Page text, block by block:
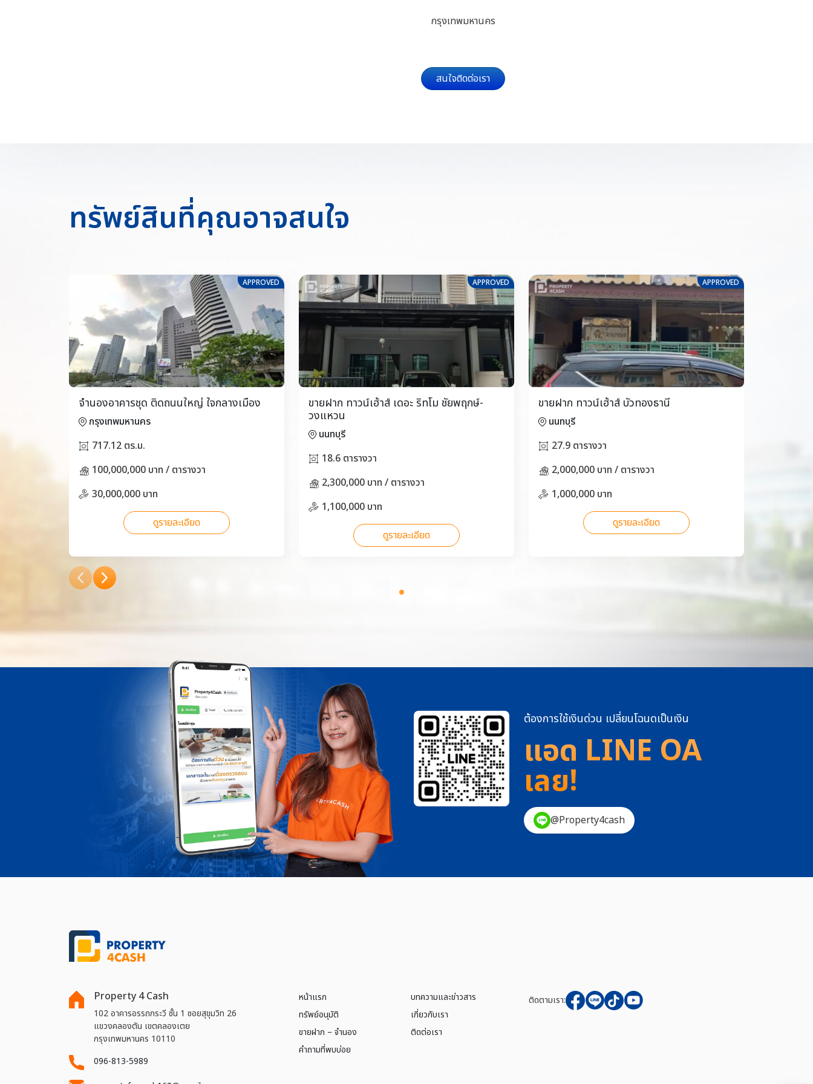
กรุงเทพมหานคร
สนใจติดต่อเรา
ทรัพย์สินที่คุณอาจสนใจ
APPROVED
จำนองอาคารชุด ติดถนนใหญ่ ใจกลางเมือง
กรุงเทพมหานคร
717.12 ตร.ม.
100,000,000 บาท / ตารางวา
30,000,000 บาท
ดูรายละเอียด
APPROVED
ขายฝาก ทาวน์เฮ้าส์ เดอะ ริทโม ชัยพฤกษ์-
วงแหวน
นนทบุรี
18.6 ตารางวา
2,300,000 บาท / ตารางวา
1,100,000 บาท
ดูรายละเอียด
APPROVED
ขายฝาก ทาวน์เฮ้าส์ บัวทองธานี
นนทบุรี
27.9 ตารางวา
2,000,000 บาท / ตารางวา
1,000,000 บาท
ดูรายละเอียด
ต้องการใช้เงินด่วน เปลี่ยนโฉนดเป็นเงิน
แอด LINE OA
เลย!
@Property4cash
Property 4 Cash
102 อาคารอรรถกระวี ชั้น 1 ซอยสุขุมวิท 26
แขวงคลองตัน เขตคลองเตย
กรุงเทพมหานคร 10110
096-813-5989
หน้าแรก
ทรัพย์อนุมัติ
ขายฝาก – จำนอง
คำถามที่พบบ่อย
บทความและข่าวสาร
เกี่ยวกับเรา
ติดต่อเรา
ติดตามเรา: